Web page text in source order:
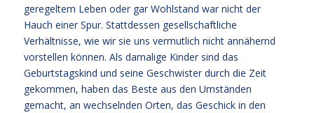
geregeltem Leben oder gar Wohlstand war nicht der
Hauch einer Spur. Stattdessen gesellschaftliche
Verhältnisse, wie wir sie uns vermutlich nicht annähernd
vorstellen können. Als damalige Kinder sind das
Geburtstagskind und seine Geschwister durch die Zeit
gekommen, haben das Beste aus den Umständen
gemacht, an wechselnden Orten, das Geschick in den